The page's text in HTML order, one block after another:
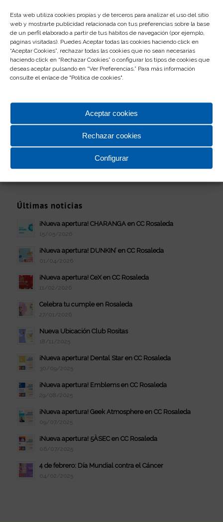
Esta web utiliza cookies propias y de terceros para analizar el uso del sitio
web y mostrarte publicidad relacionada con tus preferencias sobre la base
de un perfil elaborado a partir de tus hábitos de navegación (por ejemplo,
páginas visitadas). Puedes Aceptar todas las cookies haciendo click en
“Aceptar Cookies”, rechazar todas las cookies que no sean necesarias
haciendo click en “Rechazar Cookies” o configurar los tipos de cookies que
deseas aceptar pulsando en “Ver Preferencias.” Para más información
consulte el enlace de "Política de cookies".
Aceptar cookies
Rechazar cookies
Configurar
Últimas noticias
¡Nueva apertura! CHARANGA en CC Rosaleda
15/05/2026
¡Nueva apertura! DUNKIN’ en CC Rosaleda
01/04/2026
¡Nueva apertura! CeX en CC Rosaleda
11/02/2026
Celebra tu cumple en Rosaleda
27/01/2026
Nueva Ubicación Club Rositas
18/11/2025
¡Nueva apertura! Dental Star en CC Rosaleda
30/09/2025
¡Nueva apertura! Emblems en CC Rosaleda
29/08/2025
¡Nueva apertura! Geek Atmosphere en CC Rosaleda
09/07/2025
¡Nueva apertura! 5ÀSEC en CC Rosaleda
06/07/2025
4 de febrero: Día Mundial contra el Cáncer
04/02/2025